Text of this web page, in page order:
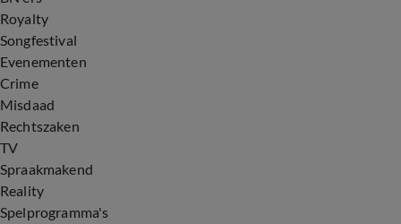
Royalty
Songfestival
Evenementen
Crime
Misdaad
Rechtszaken
TV
Spraakmakend
Reality
Spelprogramma's